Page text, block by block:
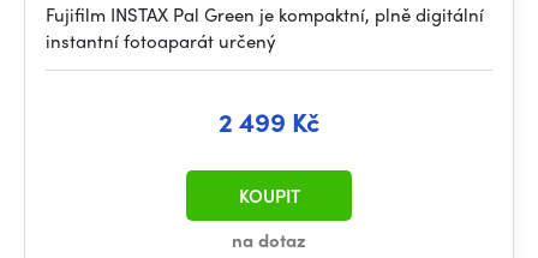
Fujifilm INSTAX Pal Green je kompaktní, plně digitální
instantní fotoaparát určený
2 499 Kč
na dotaz
KOUPIT